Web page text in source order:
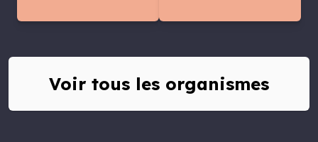
Voir tous les organismes